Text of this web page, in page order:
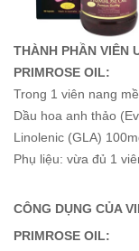
THÀNH PHẦN VIÊN
PRIMROSE OIL:
Trong 1 viên nang
Dầu hoa anh thảo
Linolenic (GLA)
Phụ liệu: vừa đủ 1
CÔNG DỤNG CỦA
PRIMROSE OIL: